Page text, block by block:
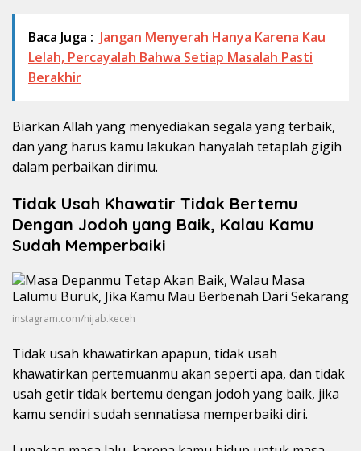
Baca Juga : Jangan Menyerah Hanya Karena Kau
Lelah, Percayalah Bahwa Setiap Masalah Pasti
Berakhir
Biarkan Allah yang menyediakan segala yang terbaik,
dan yang harus kamu lakukan hanyalah tetaplah gigih
dalam perbaikan dirimu.
Tidak Usah Khawatir Tidak Bertemu
Dengan Jodoh yang Baik, Kalau Kamu
Sudah Memperbaiki
instagram.com/hijab.keceh
Tidak usah khawatirkan apapun, tidak usah
khawatirkan pertemuanmu akan seperti apa, dan tidak
usah getir tidak bertemu dengan jodoh yang baik, jika
kamu sendiri sudah sennatiasa memperbaiki diri.